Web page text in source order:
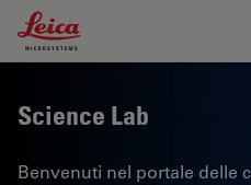
Leica Microsystems Logo
Science Lab
Benvenuti nel portale delle